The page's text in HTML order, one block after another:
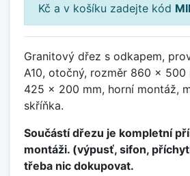
Kč a v košíku zadejte kód
Granitový dřez s odkapem,
A10, otočný, rozměr 860 x 500
425 x 200 mm, horní montáž,
skříňka.
Součástí dřezu je kompletní
montáži. (výpusť, sifon,
třeba nic dokupovat.